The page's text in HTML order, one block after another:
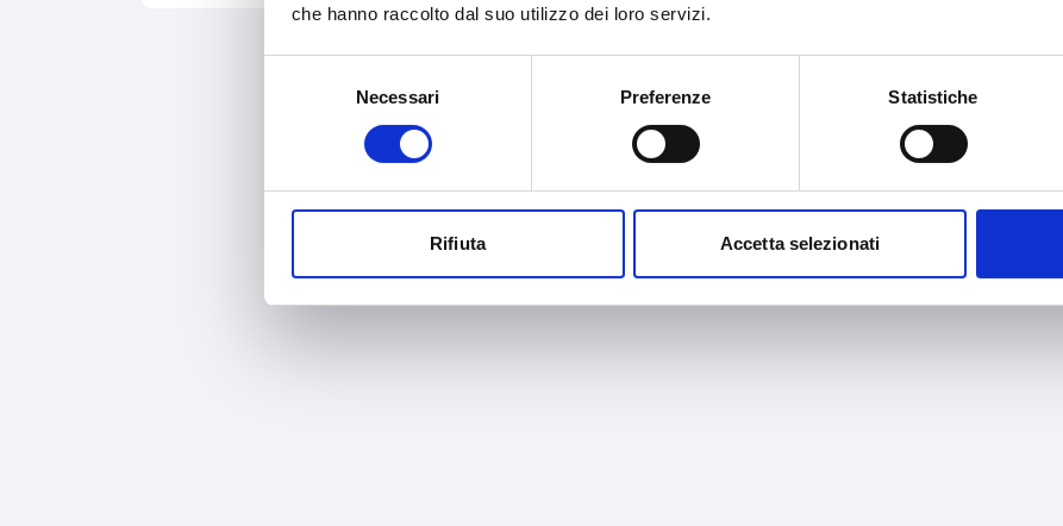
che hanno raccolto dal suo utilizzo dei loro servizi.
Necessari Preferenze Statistiche
Rifiuta Accetta selezionati